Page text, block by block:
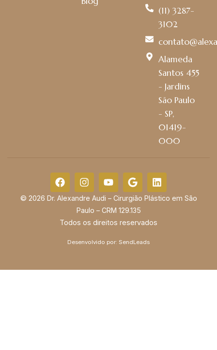
(11) 3287-
3102
Alameda
Santos 455
- Jardins
São Paulo
- SP,
01419-
000
© 2026 Dr. Alexandre Audi – Cirurgião Plástico em São
Paulo – CRM 129.135
Todos os direitos reservados
Desenvolvido por: SendLeads